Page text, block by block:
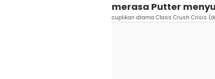
merasa Putter
cuplikan drama Class Crush Crisis